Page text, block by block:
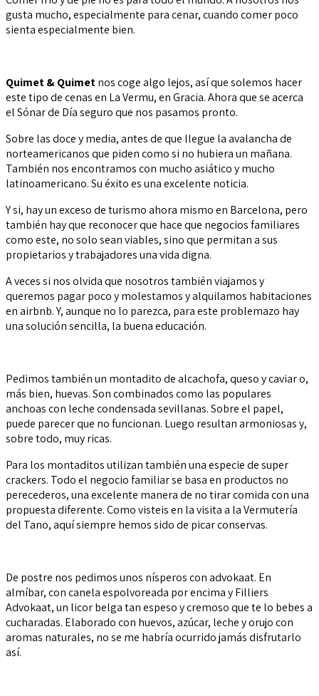
gusta mucho, especialmente para cenar, cuando comer poco
sienta especialmente bien.
Quimet & Quimetnos coge algo lejos, así que solemos hacer
este tipo de cenas en La Vermu, en Gracia. Ahora que se acerca
el Sónar de Día seguro que nos pasamos pronto.
Sobre las doce y media, antes de que llegue la avalancha de
norteamericanos que piden como si no hubiera un mañana.
También nos encontramos con mucho asiático y mucho
latinoamericano. Su éxito es una excelente noticia.
Y si, hay un exceso de turismo ahora mismo en Barcelona, pero
también hay que reconocer que hace que negocios familiares
como este, no solo sean viables, sino que permitan a sus
propietarios y trabajadores una vida digna.
A veces si nos olvida que nosotros también viajamos y
queremos pagar poco y molestamos y alquilamos habitaciones
en airbnb. Y, aunque no lo parezca, para este problemazo hay
una solución sencilla, la buena educación.
Pedimos también un montadito de alcachofa, queso y caviar o,
más bien, huevas. Son combinados como las populares
anchoas con leche condensada sevillanas. Sobre el papel,
puede parecer que no funcionan. Luego resultan armoniosas y,
sobre todo, muy ricas.
Para los montaditos utilizan también una especie de super
crackers. Todo el negocio familiar se basa en productos no
perecederos, una excelente manera de no tirar comida con una
propuesta diferente. Como visteis en la visita a la Vermutería
del Tano, aquí siempre hemos sido de picar conservas.
De postre nos pedimos unos nísperos con advokaat. En
almíbar, con canela espolvoreada por encima y Filliers
Advokaat, un licor belga tan espeso y cremoso que te lo bebes a
cucharadas. Elaborado con huevos, azúcar, leche y orujo con
aromas naturales, no se me habría ocurrido jamás disfrutarlo
así.